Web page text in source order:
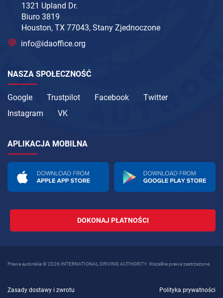
1321 Upland Dr.
Biuro 3819
Houston, TX 77043, Stany Zjednoczone
info@idaoffice.org
NASZA SPOŁECZNOŚĆ
Google Trustpilot Facebook
Twitter
Instagram
VK
APLIKACJA MOBILNA
DOKONAJ PŁATNOŚCI
Prawa autorskie © 2026 INTERNATIONAL DRIVING AUTHORITY. Wszelkie prawa zastrzeżone.
Zasady dostawy i zwrotu Polityka prywatności